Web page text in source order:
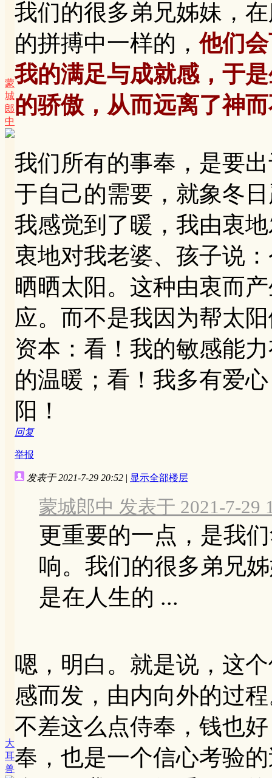
蒙
城
郎
中
我们的很多弟兄姊妹，
的拼搏中一样的，他们
我的满足与成就感，于
的骄傲，从而远离了神
我们所有的事奉，是要
于自己的需要，就象冬
我感觉到了暖，我由衷
衷地对我老婆、孩子说
晒晒太阳。这种由衷而
应。而不是我因为帮太
资本：看！我的敏感能
的温暖；看！我多有爱
阳！
回复
举报
大
耳
兽
发表于 2021-7-29 20:52 | 显示全部楼层
蒙城郎中 发表于 2021-7-29
更重要的一点，是我
响。我们的很多弟兄
是在人生的 ...
嗯，明白。就是说，这
感而发，由内向外的过
不差这么点侍奉，钱也
奉，也是一个信心考验